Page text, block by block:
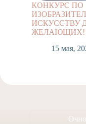
КОНКУРС ПО
ИСКУССТВУ
ЖЕЛАЮЩИХ!
15 мая,